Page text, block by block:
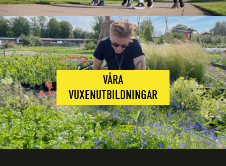
VÅRA
VUXENUTBILDNINGAR